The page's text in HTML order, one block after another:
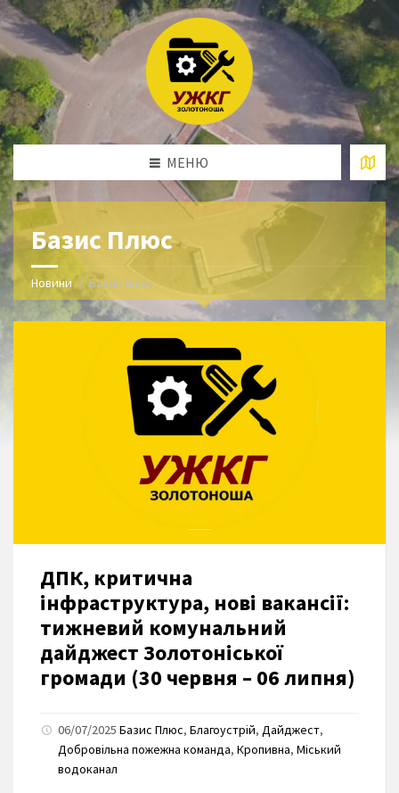
МЕНЮ
Базис Плюс
Новини Базис Плюс
ДПК, критична
інфраструктура, нові вакансії:
тижневий комунальний
дайджест Золотоніської
громади (30 червня – 06 липня)
06/07/2025 Базис Плюс, Благоустрій, Дайджест,
Добровільна пожежна команда, Кропивна, Міський
водоканал